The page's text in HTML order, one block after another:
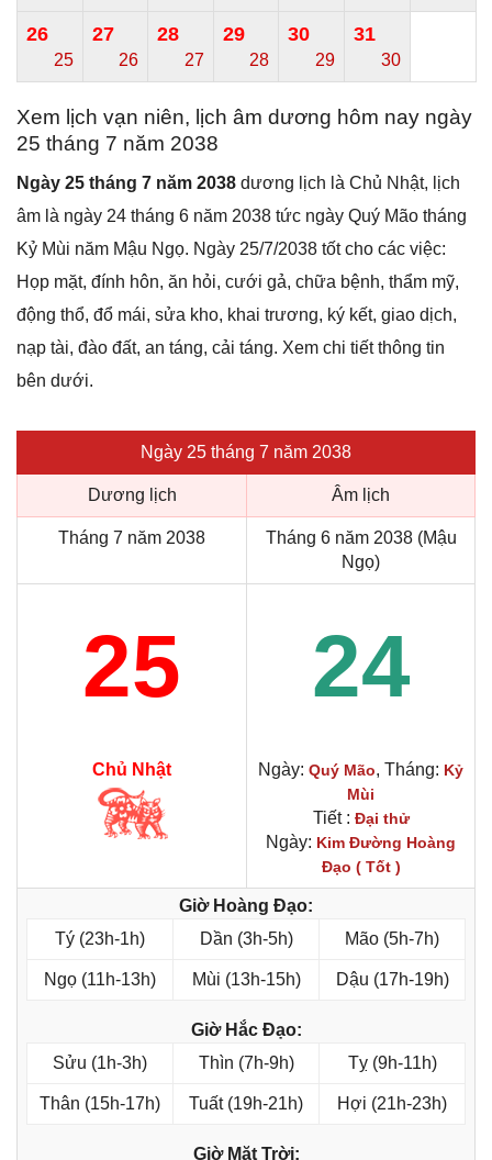
26
25
27
26
28
27
29
28
30
29
31
30
Xem lịch vạn niên, lịch âm dương hôm nay ngày
25 tháng 7 năm 2038
Ngày 25 tháng 7 năm 2038 dương lịch là Chủ Nhật, lịch
âm là ngày 24 tháng 6 năm 2038 tức ngày Quý Mão tháng
Kỷ Mùi năm Mậu Ngọ. Ngày 25/7/2038 tốt cho các việc:
Họp mặt, đính hôn, ăn hỏi, cưới gả, chữa bệnh, thẩm mỹ,
động thổ, đổ mái, sửa kho, khai trương, ký kết, giao dịch,
nạp tài, đào đất, an táng, cải táng. Xem chi tiết thông tin
bên dưới.
Ngày 25 tháng 7 năm 2038
Dương lịch Âm lịch
Tháng 7 năm 2038
Tháng 6 năm 2038 (Mậu
Ngọ)
25 24
Chủ Nhật Ngày: Quý Mão, Tháng: Kỷ
Mùi
Tiết : Đại thử
Ngày: Kim Đường Hoàng
Đạo ( Tốt )
Giờ Hoàng Đạo:
Tý (23h-1h)
Dần (3h-5h) Mão (5h-7h)
Ngọ (11h-13h) Mùi (13h-15h) Dậu (17h-19h)
Giờ Hắc Đạo:
Sửu (1h-3h)
Thìn (7h-9h) Tỵ (9h-11h)
Thân (15h-17h) Tuất (19h-21h) Hợi (21h-23h)
Giờ Mặt Trời: